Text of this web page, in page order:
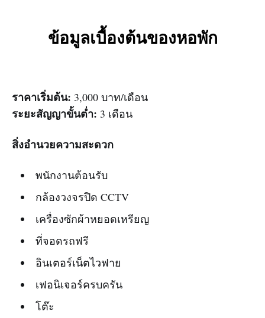
ข้อมูลเบื้องต้นของหอพัก
ราคาเริ่มต้น: 3,000 บาท/เดือน
ระยะสัญญาขั้นต่ำ: 3 เดือน
สิ่งอำนวยความสะดวก
พนักงานต้อนรับ
กล้องวงจรปิด CCTV
เครื่องซักผ้าหยอดเหรียญ
ที่จอดรถฟรี
อินเตอร์เน็ตไวฟาย
เฟอนิเจอร์ครบครัน
โต๊ะ